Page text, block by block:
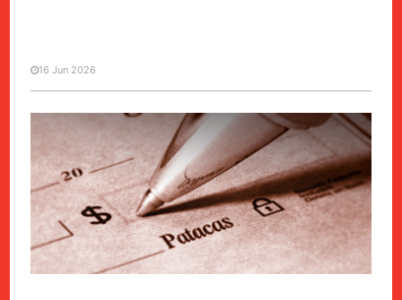
POLÍTICA
AL | PIDDA com execução de 90
por cento
16 Jun 2026